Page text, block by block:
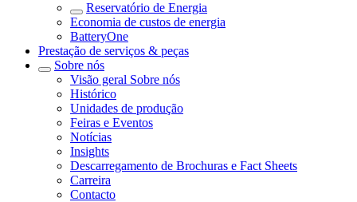
Reservatório de Energia
Economia de custos de energia
BatteryOne
Prestação de serviços & peças
Sobre nós
Visão geral Sobre nós
Histórico
Unidades de produção
Feiras e Eventos
Notícias
Insights
Descarregamento de Brochuras e Fact Sheets
Carreira
Contacto